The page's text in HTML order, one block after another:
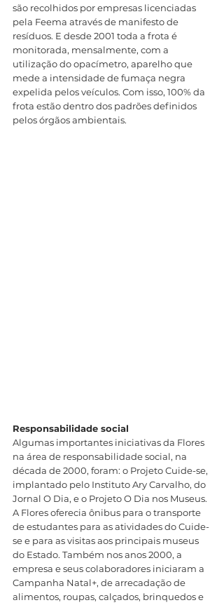
são recolhidos por empresas licenciadas
pela Feema através de manifesto de
resíduos. E desde 2001 toda a frota é
monitorada, mensalmente, com a
utilização do opacímetro, aparelho que
mede a intensidade de fumaça negra
expelida pelos veículos. Com isso, 100% da
frota estão dentro dos padrões definidos
pelos órgãos ambientais.
Responsabilidade social
Algumas importantes iniciativas da Flores
na área de responsabilidade social, na
década de 2000, foram: o Projeto Cuide-se,
implantado pelo Instituto Ary Carvalho, do
Jornal O Dia, e o Projeto O Dia nos Museus.
A Flores oferecia ônibus para o transporte
de estudantes para as atividades do Cuide-
se e para as visitas aos principais museus
do Estado. Também nos anos 2000, a
empresa e seus colaboradores iniciaram a
Campanha Natal+, de arrecadação de
alimentos, roupas, calçados, brinquedos e